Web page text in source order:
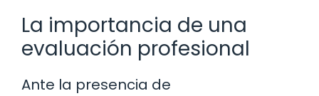
La importancia de una
evaluación profesional
Ante la presencia de